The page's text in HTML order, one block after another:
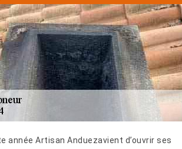
année Artisan Anduezavient d’ouvrir ses